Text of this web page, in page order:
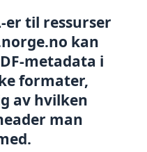
er til ressurser
kan
metadata i
formater,
av hvilken
man